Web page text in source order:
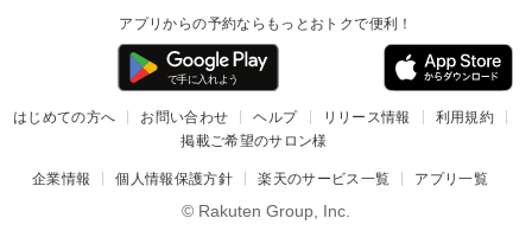
アプリからの予約ならもっとおトクで便利！
はじめての方へ お問い合わせ ヘルプ リリース情報
利用規約
掲載ご希望のサロン様
企業情報 個人情報保護方針 楽天のサービス一覧 アプリ一覧
© Rakuten Group, Inc.